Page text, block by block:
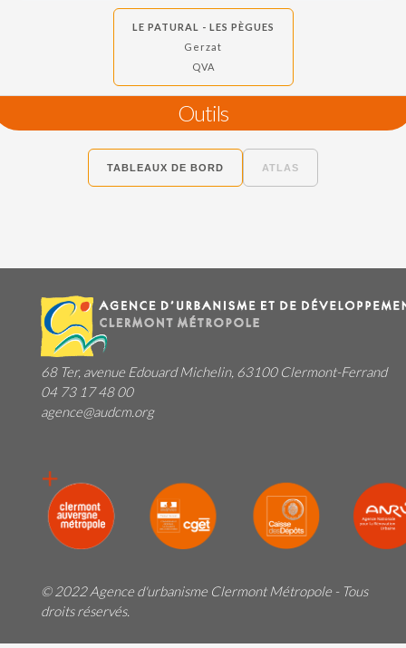
LE PATURAL - LES PÈGUES
Gerzat
QVA
Outils
TABLEAUX DE BORD ATLAS
68 Ter, avenue Edouard Michelin, 63100 Clermont-Ferrand
04 73 17 48 00
agence@audcm.org
© 2022 Agence d'urbanisme Clermont Métropole - Tous
droits réservés.